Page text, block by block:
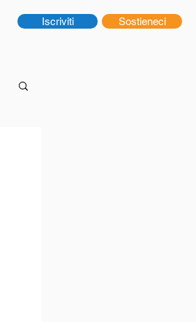
Sostieneci
Iscriviti